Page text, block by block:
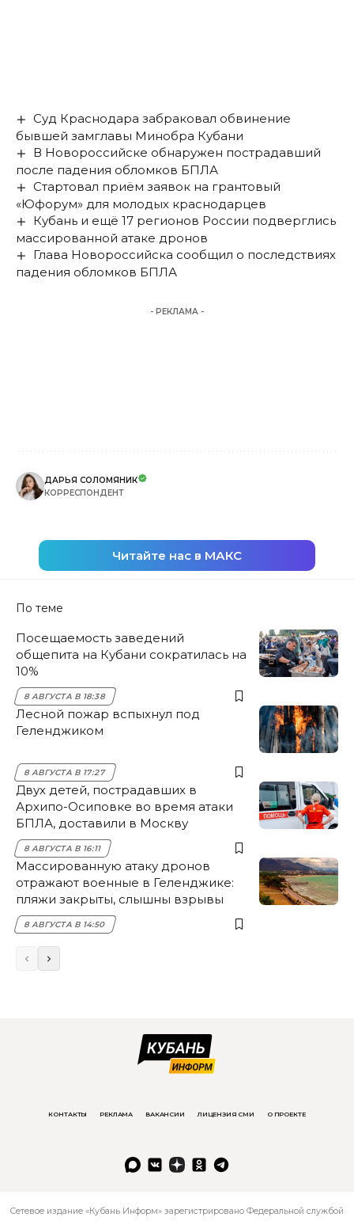
Суд Краснодара забраковал обвинение
бывшей замглавы Минобра Кубани
В Новороссийске обнаружен пострадавший
после падения обломков БПЛА
Стартовал приём заявок на грантовый
«Юфорум» для молодых краснодарцев
Кубань и ещё 17 регионов России подверглись
массированной атаке дронов
Глава Новороссийска сообщил о последствиях
падения обломков БПЛА
- РЕКЛАМА -
ДАРЬЯ СОЛОМЯНИК
КОРРЕСПОНДЕНТ
Читайте нас в МАКС
По теме
Посещаемость заведений
общепита на Кубани сократилась на
10%
8 АВГУСТА В 18:38
Лесной пожар вспыхнул под
Геленджиком
8 АВГУСТА В 17:27
Двух детей, пострадавших в
Архипо-Осиповке во время атаки
БПЛА, доставили в Москву
8 АВГУСТА В 16:11
Массированную атаку дронов
отражают военные в Геленджике:
пляжи закрыты, слышны взрывы
8 АВГУСТА В 14:50
КОНТАКТЫ РЕКЛАМА ВАКАНСИИ ЛИЦЕНЗИЯ СМИ О ПРОЕКТЕ
Сетевое издание «Кубань Информ» зарегистрировано Федеральной службой